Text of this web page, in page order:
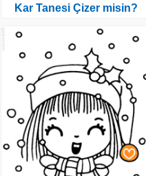
Kar Tanesi Çizer misin?